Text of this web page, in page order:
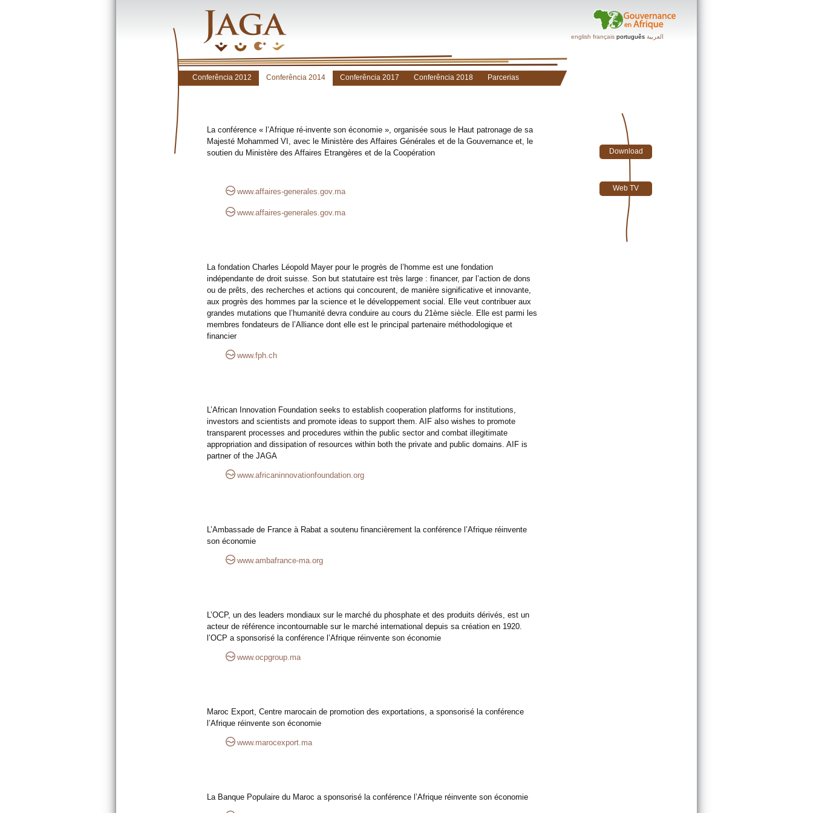
english français português العربية
Conferência 2012 Conferência 2014 Conferência 2017 Conferência 2018 Parcerias
La conférence « l’Afrique ré-invente son économie », organisée sous le Haut patronage de sa
Majesté Mohammed VI, avec le Ministère des Affaires Générales et de la Gouvernance et, le
soutien du Ministère des Affaires Etrangères et de la Coopération
www.affaires-generales.gov.ma
www.affaires-generales.gov.ma
La fondation Charles Léopold Mayer pour le progrès de l’homme est une fondation
indépendante de droit suisse. Son but statutaire est très large : financer, par l’action de dons
ou de prêts, des recherches et actions qui concourent, de manière significative et innovante,
aux progrès des hommes par la science et le développement social. Elle veut contribuer aux
grandes mutations que l’humanité devra conduire au cours du 21ème siècle. Elle est parmi les
membres fondateurs de l’Alliance dont elle est le principal partenaire méthodologique et
financier
www.fph.ch
L’African Innovation Foundation seeks to establish cooperation platforms for institutions,
investors and scientists and promote ideas to support them. AIF also wishes to promote
transparent processes and procedures within the public sector and combat illegitimate
appropriation and dissipation of resources within both the private and public domains. AIF is
partner of the JAGA
www.africaninnovationfoundation.org
L’Ambassade de France à Rabat a soutenu financièrement la conférence l’Afrique réinvente
son économie
www.ambafrance-ma.org
L’OCP, un des leaders mondiaux sur le marché du phosphate et des produits dérivés, est un
acteur de référence incontournable sur le marché international depuis sa création en 1920.
l’OCP a sponsorisé la conférence l’Afrique réinvente son économie
www.ocpgroup.ma
Maroc Export, Centre marocain de promotion des exportations, a sponsorisé la conférence
l’Afrique réinvente son économie
www.marocexport.ma
La Banque Populaire du Maroc a sponsorisé la conférence l’Afrique réinvente son économie
Download
Web TV